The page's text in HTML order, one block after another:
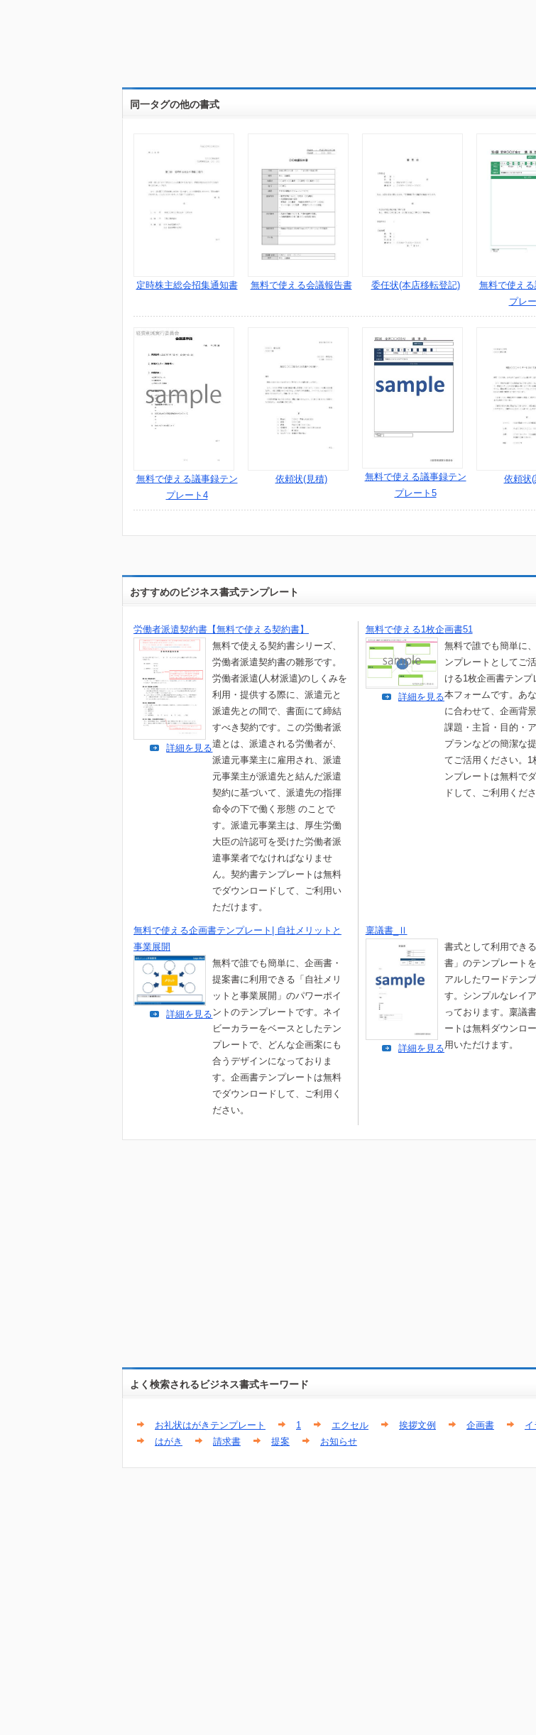
同一タグの他の書式
定時株主総会招集通知書 無料で使える会議報告書 委任状(本店移転登記)
無料で使え
プレ
無料で使える議事録テン
プレート4
依頼状(見積)
無料で使える議事録テン
プレート5
依頼状
おすすめのビジネス書式テンプレート
労働者派遣契約書【無料で使える契約書】
無料で使える契約書シリーズ、
労働者派遣契約書の雛形です。
労働者派遣(人材派遣)のしくみを
利用・提供する際に、派遣元と
派遣先との間で、書面にて締結
すべき契約です。この労働者派
遣とは、派遣される労働者が、
派遣元事業主に雇用され、派遣
元事業主が派遣先と結んだ派遣
契約に基づいて、派遣先の指揮
命令の下で働く形態 のことで
す。派遣元事業主は、厚生労働
大臣の許認可を受けた労働者派
遣事業者でなければなりませ
ん。契約書テンプレートは無料
でダウンロードして、ご利用い
ただけます。
詳細を見る
無料で使える1枚企画書51
無料で誰でも簡単に
ンプレートとしてご
ける1枚企画書テンプ
本フォームです。あ
に合わせて、企画背
課題・主旨・目的・
プランなどの簡潔な
てご活用ください。1
ンプレートは無料で
ドして、ご利用くださ
詳細を見る
無料で使える企画書テンプレート| 自社メリットと
事業展開
無料で誰でも簡単に、企画書・
提案書に利用できる「自社メリ
ットと事業展開」のパワーポイ
ントのテンプレートです。ネイ
ビーカラーをベースとしたテン
プレートで、どんな企画案にも
合うデザインになっておりま
す。企画書テンプレートは無料
でダウンロードして、ご利用く
ださい。
詳細を見る
稟議書_Ⅱ
書式として利用でき
書」のテンプレート
アルしたワードテン
す。シンプルなレイ
っております。稟議
ートは無料ダウンロ
用いただけます。
詳細を見る
よく検索されるビジネス書式キーワード
お礼状はがきテンプレート 1 エクセル 挨拶文例 企画書
イ
はがき
請求書 提案 お知らせ